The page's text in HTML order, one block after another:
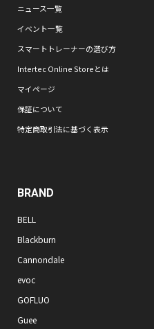
ニュース一覧
イベント一覧
スマートトレーナーの選び方
Intertec Online Storeとは
マイページ
保証について
特定商取引法に基づく表示
BRAND
BELL
Blackburn
Cannondale
evoc
GOFLUO
Guee